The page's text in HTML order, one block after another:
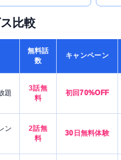
比較
無料話
数
キャンペーン
題
3話無
料
初回70%OFF
ン
2話無
料
30日無料体験